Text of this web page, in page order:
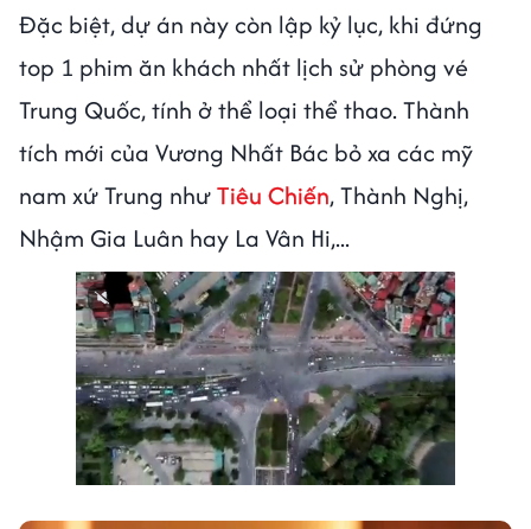
Đặc biệt, dự án này còn lập kỷ lục, khi đứng
top 1 phim ăn khách nhất lịch sử phòng vé
Trung Quốc, tính ở thể loại thể thao. Thành
tích mới của Vương Nhất Bác bỏ xa các mỹ
nam xứ Trung nhưTiêu Chiến, Thành Nghị,
Nhậm Gia Luân hay La Vân Hi,...